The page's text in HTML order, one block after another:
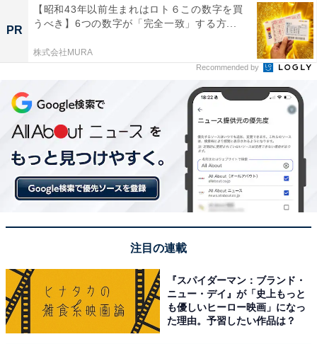
PR
【昭和43年以前生まれはロト６この数字を買
うべき】6つの数字が「完全一致」する方...
株式会社MURA
Recommended by
注目の連載
『スパイダーマン：ブランド・
ニュー・デイ』が「史上もっと
も優しいヒーロー映画」になっ
た理由。予習したい作品は？